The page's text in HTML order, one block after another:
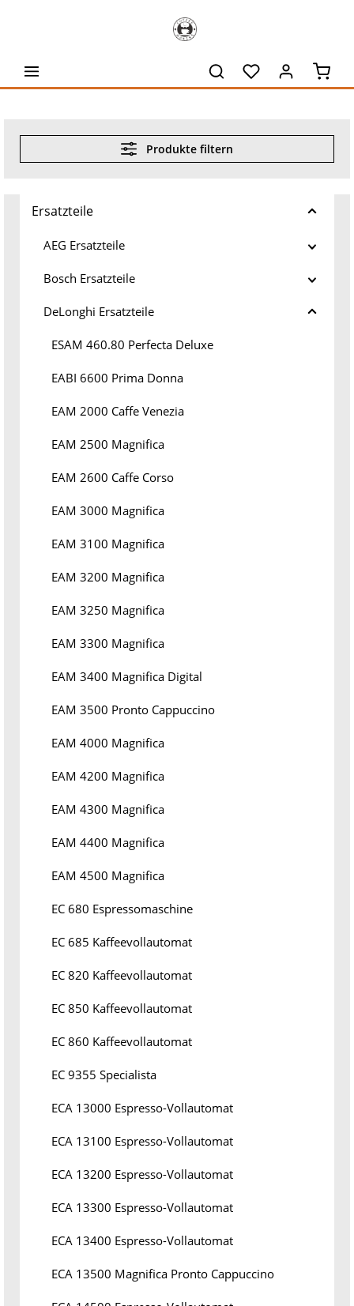
Produkte filtern
Ersatzteile
AEG Ersatzteile
Bosch Ersatzteile
DeLonghi Ersatzteile
ESAM 460.80 Perfecta Deluxe
EABI 6600 Prima Donna
EAM 2000 Caffe Venezia
EAM 2500 Magnifica
EAM 2600 Caffe Corso
EAM 3000 Magnifica
EAM 3100 Magnifica
EAM 3200 Magnifica
EAM 3250 Magnifica
EAM 3300 Magnifica
EAM 3400 Magnifica Digital
EAM 3500 Pronto Cappuccino
EAM 4000 Magnifica
EAM 4200 Magnifica
EAM 4300 Magnifica
EAM 4400 Magnifica
EAM 4500 Magnifica
EC 680 Espressomaschine
EC 685 Kaffeevollautomat
EC 820 Kaffeevollautomat
EC 850 Kaffeevollautomat
EC 860 Kaffeevollautomat
EC 9355 Specialista
ECA 13000 Espresso-Vollautomat
ECA 13100 Espresso-Vollautomat
ECA 13200 Espresso-Vollautomat
ECA 13300 Espresso-Vollautomat
ECA 13400 Espresso-Vollautomat
ECA 13500 Magnifica Pronto Cappuccino